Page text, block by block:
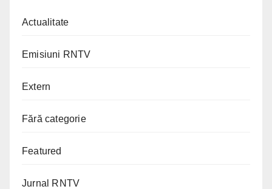
Actualitate
Emisiuni RNTV
Extern
Fără categorie
Featured
Jurnal RNTV